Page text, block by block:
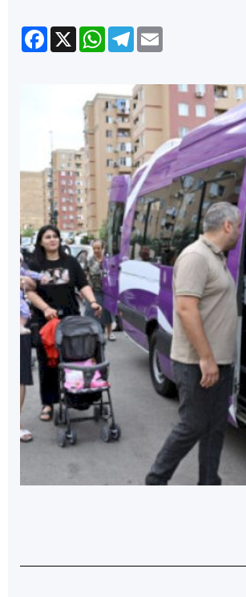
Facebook
X WhatsApp
Telegram